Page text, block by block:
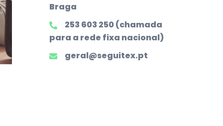
Braga
253 603 250 (chamada
para a rede fixa nacional)
geral@seguitex.pt